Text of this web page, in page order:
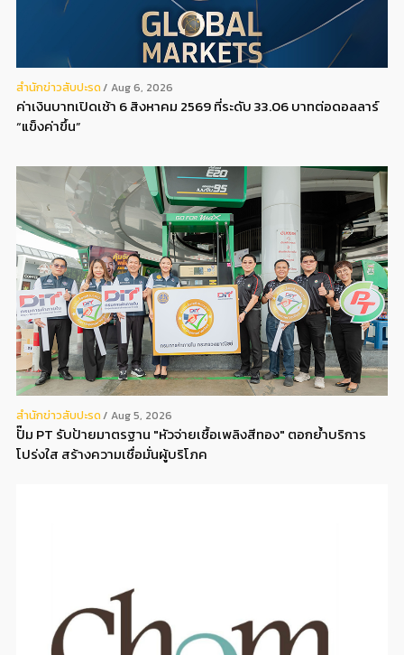
สํานักข่าวสับปะรด Aug 6, 2026
ค่าเงินบาทเปิดเช้า 6 สิงหาคม 2569 ที่ระดับ 33.06 บาทต่อดอลลาร์
“แข็งค่าขึ้น”
สํานักข่าวสับปะรด Aug 5, 2026
ปั๊ม PT รับป้ายมาตรฐาน "หัวจ่ายเชื้อเพลิงสีทอง" ตอกย้ำบริการ
โปร่งใส สร้างความเชื่อมั่นผู้บริโภค